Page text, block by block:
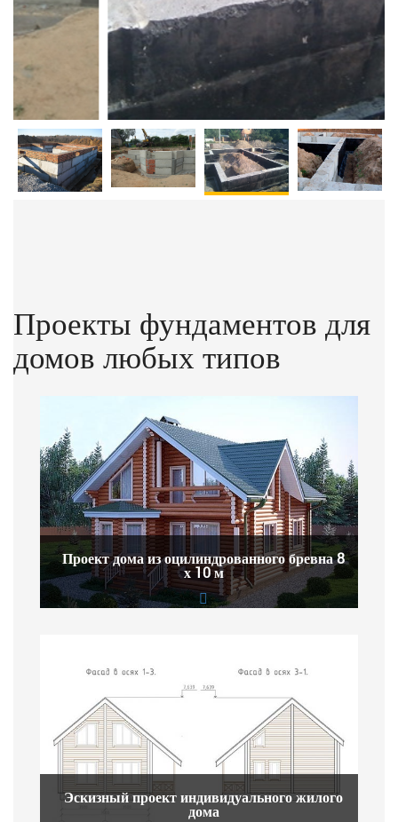
Проекты фундаментов для
домов любых типов
Проект дома из оцилиндрованного бревна 8
х 10 м
Эскизный проект индивидуального жилого
дома